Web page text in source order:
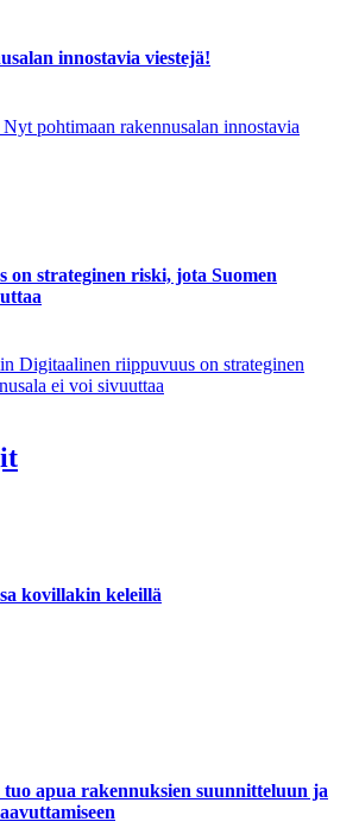
innostavia viestejä!
pohtimaan rakennusalan innostavia
strateginen riski, jota Suomen
Digitaalinen riippuvuus on strateginen
ei voi sivuuttaa
kovillakin keleillä
apua rakennuksien suunnitteluun ja